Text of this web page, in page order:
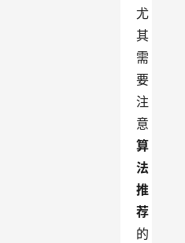
尤
其
需
要
注
意
算
法
推
荐
的